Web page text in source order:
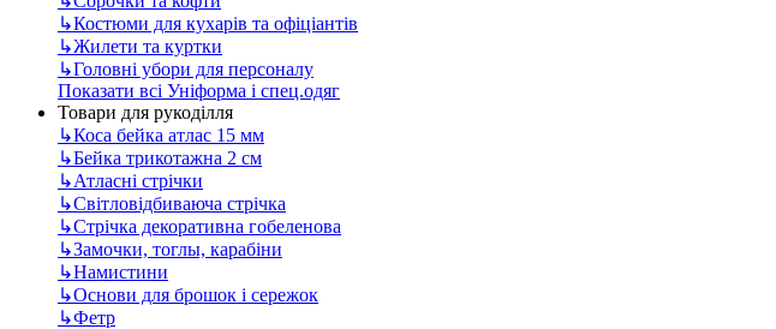
↳Костюми для кухарів та офіціантів
↳Жилети та куртки
↳Головні убори для персоналу
Показати всі Уніформа і спец.одяг
Товари для рукоділля
↳Коса бейка атлас 15 мм
↳Бейка трикотажна 2 см
↳Атласні стрічки
↳Світловідбиваюча стрічка
↳Стрічка декоративна гобеленова
↳Замочки, тоглы, карабіни
↳Намистини
↳Основи для брошок і сережок
↳Фетр